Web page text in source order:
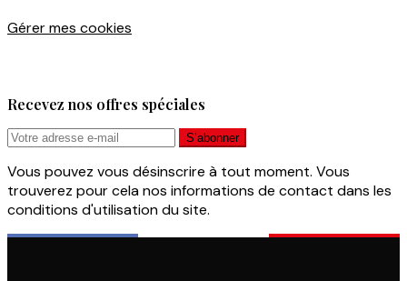
Gérer mes cookies
Recevez nos offres spéciales
Vous pouvez vous désinscrire à tout moment. Vous
trouverez pour cela nos informations de contact dans les
conditions d'utilisation du site.